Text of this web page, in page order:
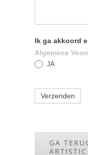
Ik ga akkoord
Algemene
JA
Verzenden
GA
ARTISTIC